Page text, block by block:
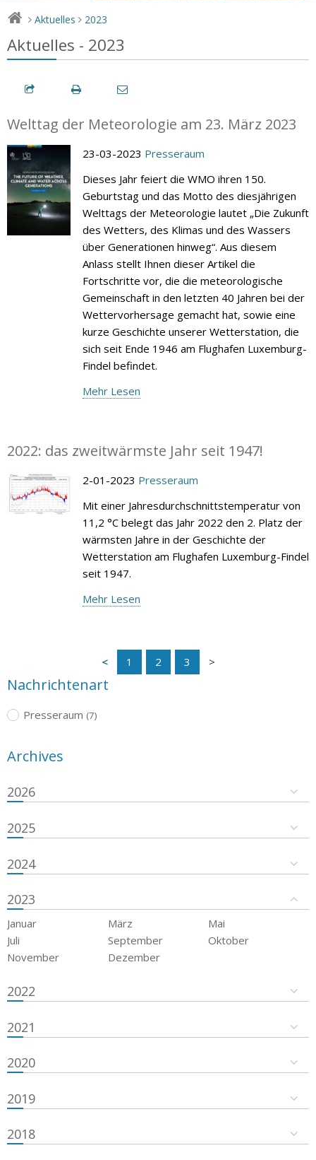
> Aktuelles > 2023
Aktuelles - 2023
Welttag der Meteorologie am 23. März 2023
23-03-2023 Presseraum
Dieses Jahr feiert die WMO ihren 150.
Geburtstag und das Motto des diesjährigen
Welttags der Meteorologie lautet „Die Zukunft
des Wetters, des Klimas und des Wassers
über Generationen hinweg“. Aus diesem
Anlass stellt Ihnen dieser Artikel die
Fortschritte vor, die die meteorologische
Gemeinschaft in den letzten 40 Jahren bei der
Wettervorhersage gemacht hat, sowie eine
kurze Geschichte unserer Wetterstation, die
sich seit Ende 1946 am Flughafen Luxemburg-
Findel befindet.
Mehr Lesen
2022: das zweitwärmste Jahr seit 1947!
2-01-2023 Presseraum
Mit einer Jahresdurchschnittstemperatur von
11,2 °C belegt das Jahr 2022 den 2. Platz der
wärmsten Jahre in der Geschichte der
Wetterstation am Flughafen Luxemburg-Findel
seit 1947.
Mehr Lesen
1 2 3
Nachrichtenart
Presseraum (7)
Archives
2026
2025
2024
2023
Januar März
Mai
Juli
September
Oktober
November
Dezember
2022
2021
2020
2019
2018